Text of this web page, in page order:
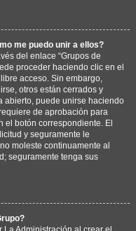
me puedo unir a ellos?
del enlace “Grupos de
proceder haciendo clic en el
acceso. Sin embargo,
otros están cerrados y
abierto, puede unirse haciendo
de aprobación para
el botón correspondiente. El
y seguramente le
moleste continuamente al
seguramente tenga sus